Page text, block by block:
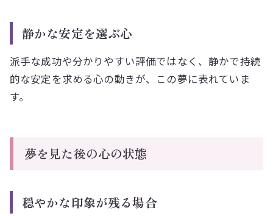
静かな安定を選ぶ心
派手な成功や分かりやすい評価ではなく、静かで持続
的な安定を求める心の動きが、この夢に表れていま
す。
夢を見た後の心の状態
穏やかな印象が残る場合